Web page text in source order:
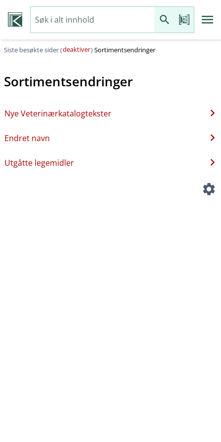
Siste besøkte sider (deaktiver)Sortimentsendringer
Sortimentsendringer
Nye Veterinærkatalogtekster
Endret navn
Utgåtte legemidler